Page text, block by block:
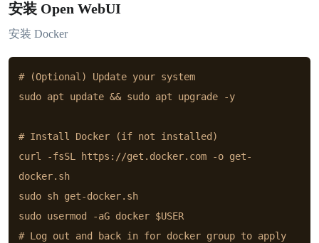
安装 Open WebUI
安装 Docker
# (Optional) Update your system
sudo apt update && sudo apt upgrade -y
# Install Docker (if not installed)
curl -fsSL https://get.docker.com -o get-
docker.sh
sudo sh get-docker.sh
sudo usermod -aG docker $USER
# Log out and back in for docker group to apply